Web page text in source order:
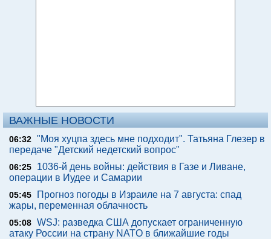
ВАЖНЫЕ НОВОСТИ
06:32 "Моя хуцпа здесь мне подходит". Татьяна Глезер в
передаче "Детский недетский вопрос"
06:25
1036-й день войны: действия в Газе и Ливане,
операции в Иудее и Самарии
05:45
Прогноз погоды в Израиле на 7 августа: спад
жары, переменная облачность
05:08 WSJ: разведка США допускает ограниченную
атаку России на страну NATO в ближайшие годы